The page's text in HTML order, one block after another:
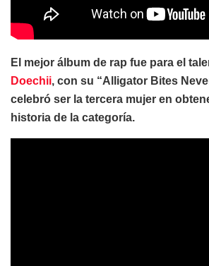
El mejor álbum de rap fue para el
Doechii, con su “Alligator Bites
celebró ser la tercera mujer en
historia de la categoría.